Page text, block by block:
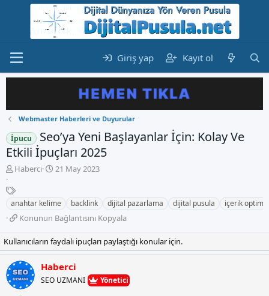
Giriş yap Kayıt ol
Webmaster Haberleri ve Duyurular
İpucu
Seo’ya Yeni Başlayanlar İçin: Kolay Ve
Etkili İpuçları 2025
K
n
b
u
y
u
b
a
ş
l
a
Haberci
B
l
a
n
g
ı
ç
t
a
21 May 2023
E
t
i
e
t
l
e
r
anahtar kelime backlink dijital pazarlama dijital pusula içerik
K
n
u
n
u
n
Konunun Bağlantısını Kopyala
Kullanıcıların faydalı ipuçları paylaştığı konular için.
Haberci
SEO UZMANI Yönetici